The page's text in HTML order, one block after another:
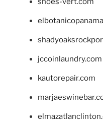
jccoinlaundry.com
kautorepair.com